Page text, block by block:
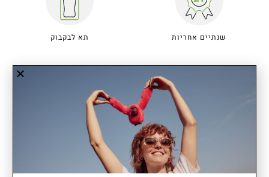
שנתיים אחריות תא לבקבוק
מתאים לגודל A4 תא מבודד לבקבוק